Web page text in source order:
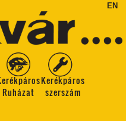
EN
Ruházat
Kerékpáros
szerszám